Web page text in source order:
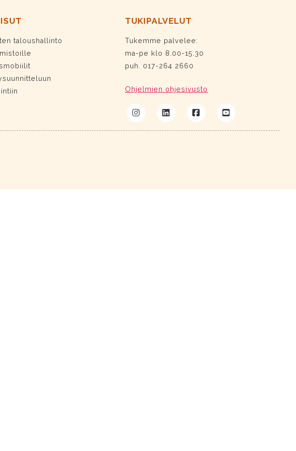
taloushallinto
TUKIPALVELUT
Tukemme palvelee:
ma-pe klo 8.00-15.30
puh. 017-264 2660
Ohjelmien ohjesivusto